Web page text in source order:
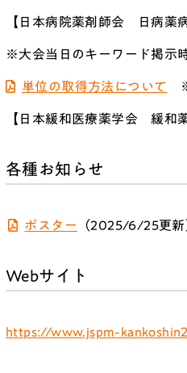
【日本病院薬剤師会 日病薬
※大会当日のキーワード掲
単位の取得方法について ※
【日本緩和医療薬学会 緩和
各種お知らせ
ポスター （2025/6/25更新
Webサイト
https://www.jspm-